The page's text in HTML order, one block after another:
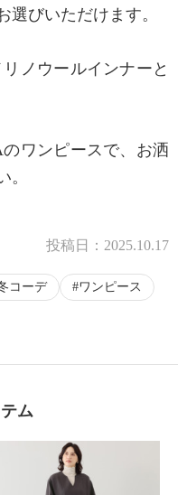
選びいただけます。
ノウールインナーと
ワンピースで、お洒
。
投稿日： 2025.10.17
コーデ
ワンピース
ム